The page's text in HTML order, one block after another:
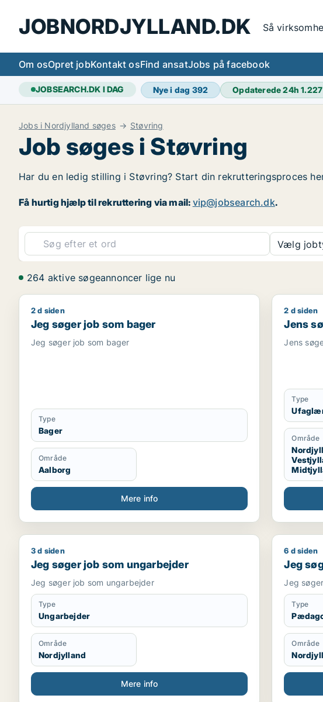
JOBNORDJYLLAND.DK Så
Om osOpret jobKontakt osFind ansatJobs på facebook
JOBSEARCH.DK I DAG Nye i dag 392 Opdaterede 24h1.227
Jobs i Nordjylland søges Støvring
Job søges i Støvring
Har du en ledig stilling i Støvring? Start din rekrutteringsproces
Få hurtig hjælp til rekruttering via mail: vip@jobsearch.dk.
Vælg
264 aktive søgeannoncer lige nu
Jeg søger job som bager
2 d siden
Jeg søger job som bager
Jeg søger job som bager
Type
Bager
Område
Aalborg
Mere info
Jens
2 d siden
Jens
Jens
Type
Område
Jeg søger job som ungarbejder
3 d siden
Jeg søger job som ungarbejder
Jeg søger job som ungarbejder
Type
Ungarbejder
Område
Nordjylland
Mere info
Jeg
6 d siden
Jeg
Jeg
Type
Område